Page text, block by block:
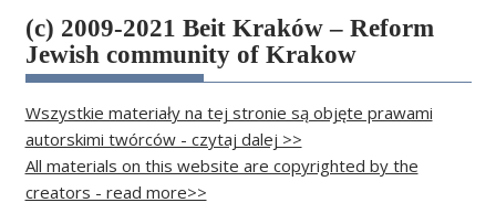
(c) 2009-2021 Beit Kraków – Reform
Jewish community of Krakow
Wszystkie materiały na tej stronie są objęte prawami
autorskimi twórców - czytaj dalej >>
All materials on this website are copyrighted by the
creators - read more>>